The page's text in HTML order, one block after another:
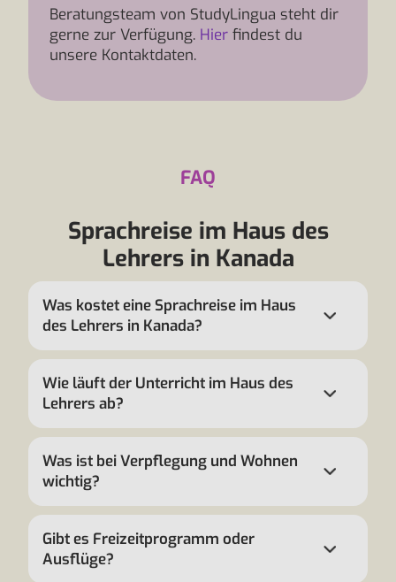
Beratungsteam von StudyLingua steht dir
gerne zur Verfügung. Hier findest du
unsere Kontaktdaten.
FAQ
Sprachreise im Haus des
Lehrers in Kanada
Was kostet eine Sprachreise im Haus
des Lehrers in Kanada?
Wie läuft der Unterricht im Haus des
Lehrers ab?
Was ist bei Verpflegung und Wohnen
wichtig?
Gibt es Freizeitprogramm oder
Ausflüge?